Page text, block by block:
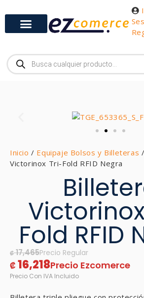
Inicio / Equipaje Bolsos y Billeteras
Victorinox Tri-Fold RFID Negra
Fold RFID
₡17,465
₡ 16,218